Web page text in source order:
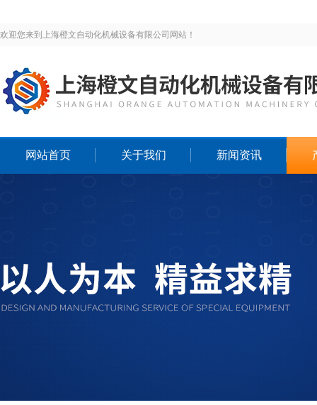
欢迎您来到上海橙文自动化机械设备有限公司网站！
网站首页 关于我们 新闻资讯